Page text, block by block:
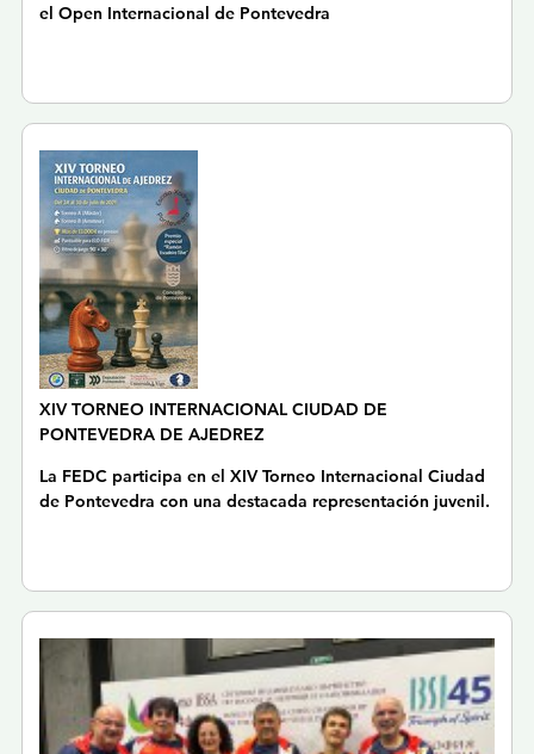
el Open Internacional de Pontevedra
XIV TORNEO INTERNACIONAL CIUDAD DE
PONTEVEDRA DE AJEDREZ
La FEDC participa en el XIV Torneo Internacional Ciudad
de Pontevedra con una destacada representación juvenil.